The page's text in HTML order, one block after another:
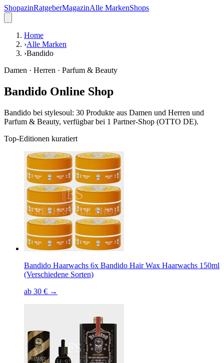
ShopazinRatgeberMagazinAlle MarkenShops
Home
›Alle Marken
›Bandido
Damen · Herren · Parfum & Beauty
Bandido Online Shop
Bandido bei stylesoul: 30 Produkte aus Damen und Herren und
Parfum & Beauty, verfügbar bei 1 Partner-Shop (OTTO DE).
Top-Editionen kuratiert
Bandido Haarwachs 6x Bandido Hair Wax Haarwachs 150ml
(Verschiedene Sorten)
ab 30 € →